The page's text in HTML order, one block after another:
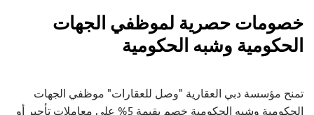
خصومات حصرية لموظفي الجهات
الحكومية وشبه الحكومية
تمنح مؤسسة دبي العقارية "وصل للعقارات" موظفي الجهات
الحكومية وشبه الحكومية خصم بقيمة 5% على معاملات تأجير أو